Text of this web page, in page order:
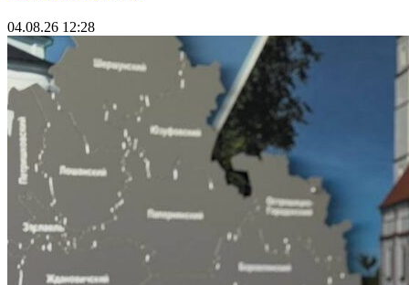
04.08.26 12:28